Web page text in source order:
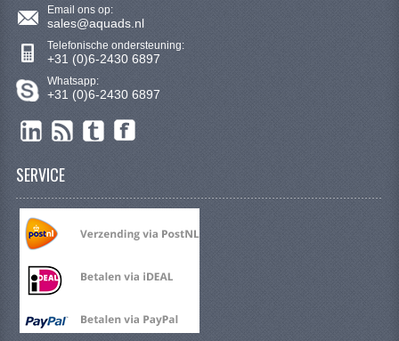
Email ons op:
sales@aquads.nl
Telefonische ondersteuning:
+31 (0)6-2430 6897
Whatsapp:
+31 (0)6-2430 6897
SERVICE